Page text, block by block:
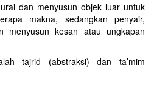
dan menyusun objek luar untuk
makna, sedangkan penyair,
menyusun kesan atau ungkapan
tajrid (abstraksi) dan ta’mim